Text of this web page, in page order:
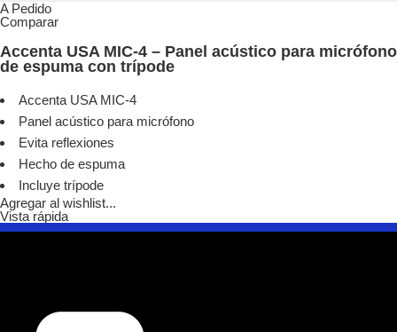
A Pedido
Comparar
Accenta USA MIC-4 – Panel acústico para micrófono
de espuma con trípode
Accenta USA MIC-4
Panel acústico para micrófono
Evita reflexiones
Hecho de espuma
Incluye trípode
Agregar al wishlist...
Vista rápida